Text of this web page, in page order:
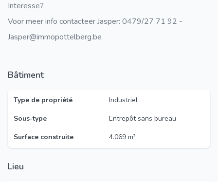
Interesse?
Voor meer info contacteer Jasper: 0479/27 71 92 -
Jasper@immopottelberg.be
Bâtiment
Type de propriété
Industriel
Sous-type
Entrepôt sans bureau
Surface construite
4.069 m²
Lieu